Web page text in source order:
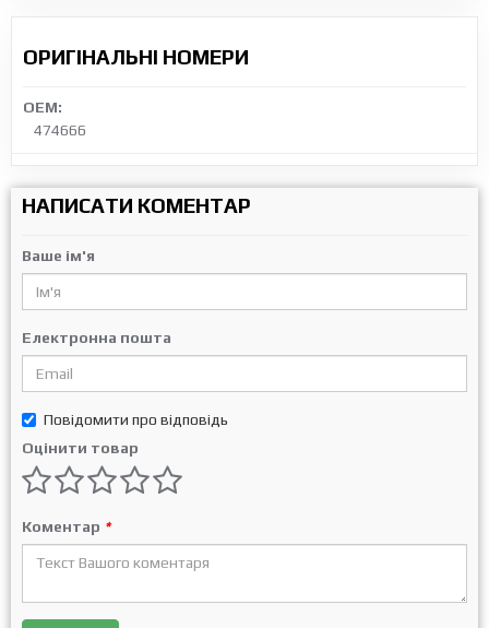
ОРИГІНАЛЬНІ НОМЕРИ
OEM:
474666
НАПИСАТИ КОМЕНТАР
Ваше ім'я
Електронна пошта
Повідомити про відповідь
Оцінити товар
Коментар *